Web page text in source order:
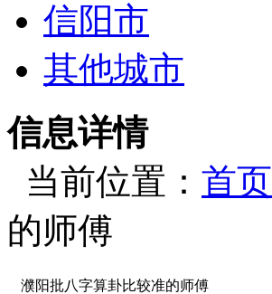
信阳市
其他城市
信息详情
当前位置： 首页
的师傅
濮阳批八字算卦比较准的师傅